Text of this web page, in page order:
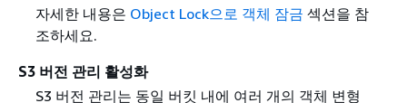
자세한 내용은 Object Lock으로 객체 잠금 섹션을 참
조하세요.
S3 버전 관리 활성화
S3 버전 관리는 동일 버킷 내에 여러 개의 객체 변형